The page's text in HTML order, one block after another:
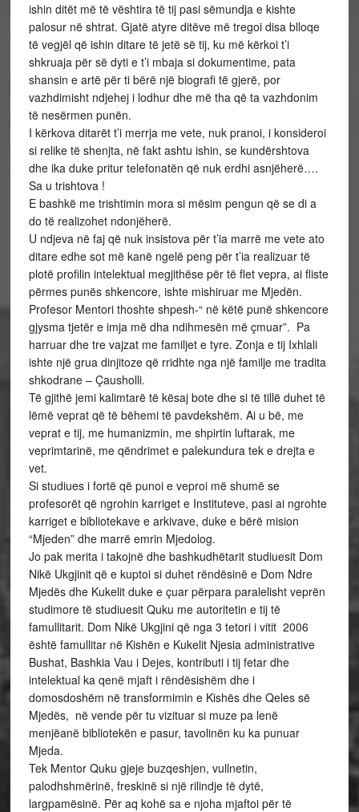
ishin ditët më të vështira të tij pasi sëmundja e kishte
palosur në shtrat. Gjatë atyre ditëve më tregoi disa blloqe
të vegjël që ishin ditare të jetë së tij, ku më kërkoi t’i
shkruaja për së dyti e t’i mbaja si dokumentime, pata
shansin e artë për ti bërë një biografi të gjerë, por
vazhdimisht ndjehej i lodhur dhe më tha që ta vazhdonim
të nesërmen punën.
I kërkova ditarët t’i merrja me vete, nuk pranoi, i konsideroi
si relike të shenjta, në fakt ashtu ishin, se kundërshtova
dhe ika duke pritur telefonatën që nuk erdhi asnjëherë….
Sa u trishtova !
E bashkë me trishtimin mora si mësim pengun që se di a
do të realizohet ndonjëherë.
U ndjeva në faj që nuk insistova për t’ia marrë me vete ato
ditare edhe sot më kanë ngelë peng për t’ia realizuar të
plotë profilin intelektual megjithëse për të flet vepra, ai fliste
përmes punës shkencore, ishte mishiruar me Mjedën.
Profesor Mentori thoshte shpesh-“ në këtë punë shkencore
gjysma tjetër e imja më dha ndihmesën më çmuar”. Pa
harruar dhe tre vajzat me familjet e tyre. Zonja e tij Ixhlali
ishte një grua dinjitoze që rridhte nga një familje me tradita
shkodrane – Çausholli.
Të gjithë jemi kalimtarë të kësaj bote dhe si të tillë duhet të
lëmë veprat që të bëhemi të pavdekshëm. Ai u bë, me
veprat e tij, me humanizmin, me shpirtin luftarak, me
veprimtarinë, me qëndrimet e palekundura tek e drejta e
vet.
Si studiues i fortë që punoi e veproi më shumë se
profesorët që ngrohin karriget e Instituteve, pasi ai ngrohte
karriget e bibliotekave e arkivave, duke e bërë mision
“Mjeden” dhe marrë emrin Mjedolog.
Jo pak merita i takojnë dhe bashkudhëtarit studiuesit Dom
Nikë Ukgjinit që e kuptoi si duhet rëndësinë e Dom Ndre
Mjedës dhe Kukelit duke e çuar përpara paralelisht veprën
studimore të studiuesit Quku me autoritetin e tij të
famullitarit. Dom Nikë Ukgjini që nga 3 tetori i vitit 2006
është famullitar në Kishën e Kukelit Njesia administrative
Bushat, Bashkia Vau i Dejes, kontributi i tij fetar dhe
intelektual ka qenë mjaft i rëndësishëm dhe i
domosdoshëm në transformimin e Kishës dhe Qeles së
Mjedës, në vende për tu vizituar si muze pa lenë
menjëanë bibliotekën e pasur, tavolinën ku ka punuar
Mjeda.
Tek Mentor Quku gjeje buzqeshjen, vullnetin,
palodhshmërinë, freskinë si një rilindje të dytë,
largpamësinë. Për aq kohë sa e njoha mjaftoi për të